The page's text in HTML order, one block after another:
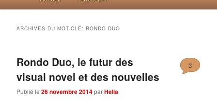
ARCHIVES DU MOT-CLÉ: RONDO DUO
Rondo Duo, le futur des
visual novel et des nouvelles
Publié le26 novembre 2014parHelia
3